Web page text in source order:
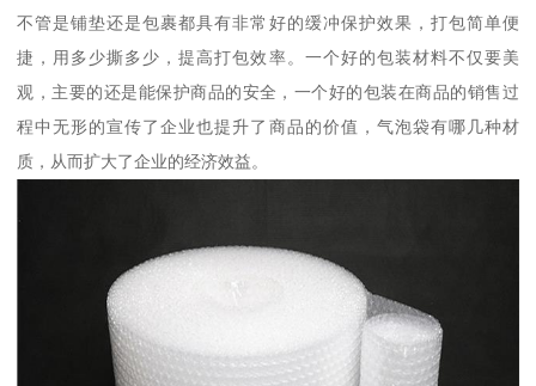
不管是铺垫还是包裹都具有非常好的缓冲保护效果，打包简单便
捷，用多少撕多少，提高打包效率。一个好的包装材料不仅要美
观，主要的还是能保护商品的安全，一个好的包装在商品的销售过
程中无形的宣传了企业也提升了商品的价值，气泡袋有哪几种材
质，从而扩大了企业的经济效益。